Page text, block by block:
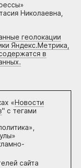
Николаевна,
геолокации
Яндекс.Метрика,
в
«Новости
" с тегами
сайта